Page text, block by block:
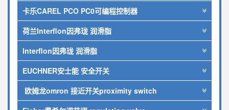
卡乐CAREL PCO PC0可编程控制器
荷兰Interflon因弗珑 润滑脂
Interflon因弗珑 润滑脂
EUCHNER安士能 安全开关
欧姆龙omron 接近开关proximity switch